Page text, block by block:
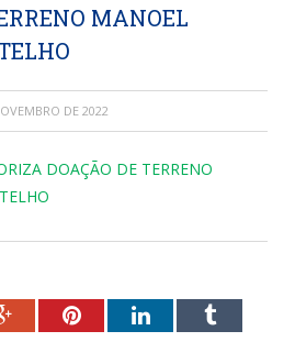
MANOEL
DE 2022
DOAÇÃO DE TERRENO
Google+PinterestLinkedInTumblr